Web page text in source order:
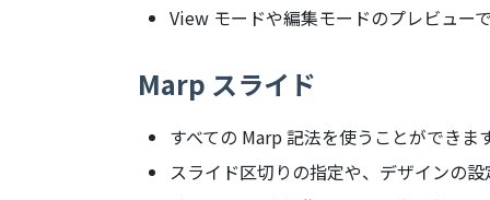
View モードや編集モードのプレビュー
Marp スライド
すべての Marp 記法を使うことができま
スライド区切りの指定や、デザインの